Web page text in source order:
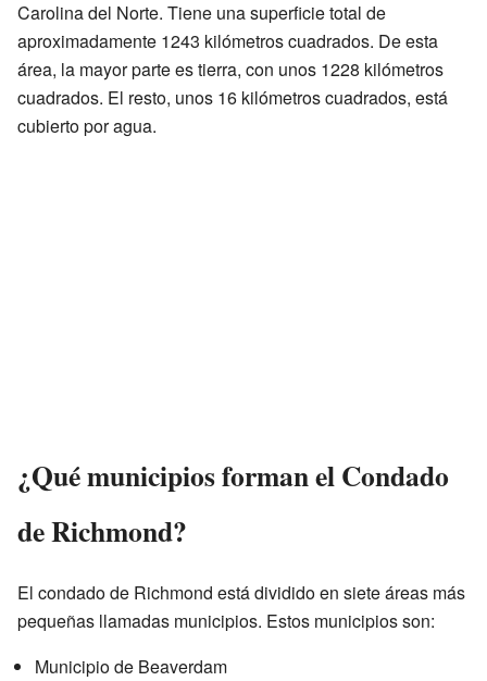
Carolina del Norte. Tiene una superficie total de
aproximadamente 1243 kilómetros cuadrados. De esta
área, la mayor parte es tierra, con unos 1228 kilómetros
cuadrados. El resto, unos 16 kilómetros cuadrados, está
cubierto por agua.
¿Qué municipios forman el Condado
de Richmond?
El condado de Richmond está dividido en siete áreas más
pequeñas llamadas municipios. Estos municipios son:
Municipio de Beaverdam